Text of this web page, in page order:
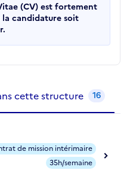
(CV) est fortement
candidature soit
cette structure 16
de mission intérimaire
35h/semaine